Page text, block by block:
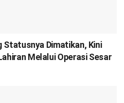
Statusnya Dimatikan, Kini
Melalui Operasi Sesar